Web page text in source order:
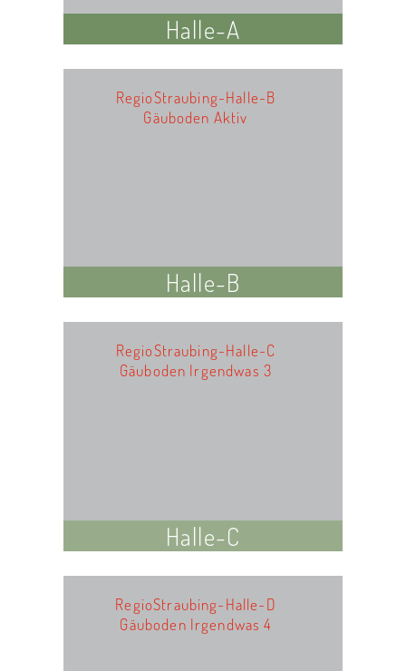
Halle-A
RegioStraubing-Halle-B
Gäuboden Aktiv
Halle-B
RegioStraubing-Halle-C
Gäuboden Irgendwas 3
Halle-C
RegioStraubing-Halle-D
Gäuboden Irgendwas 4